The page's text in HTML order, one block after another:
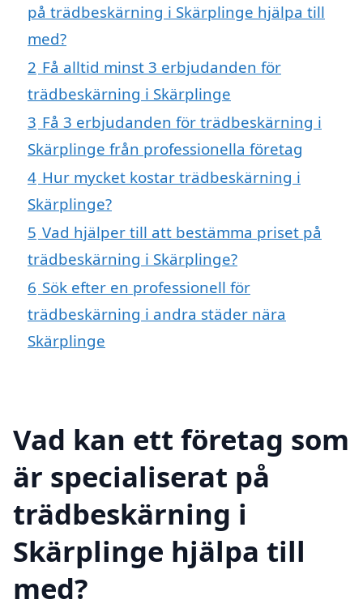
på trädbeskärning i Skärplinge hjälpa till
med?
2 Få alltid minst 3 erbjudanden för
trädbeskärning i Skärplinge
3 Få 3 erbjudanden för trädbeskärning i
Skärplinge från professionella företag
4 Hur mycket kostar trädbeskärning i
Skärplinge?
5 Vad hjälper till att bestämma priset på
trädbeskärning i Skärplinge?
6 Sök efter en professionell för
trädbeskärning i andra städer nära
Skärplinge
Vad kan ett företag som
är specialiserat på
trädbeskärning i
Skärplinge hjälpa till
med?